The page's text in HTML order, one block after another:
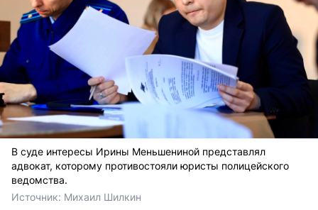
В суде интересы Ирины Меньшениной представлял
адвокат, которому противостояли юристы полицейского
ведомства.
Источник: Михаил Шилкин